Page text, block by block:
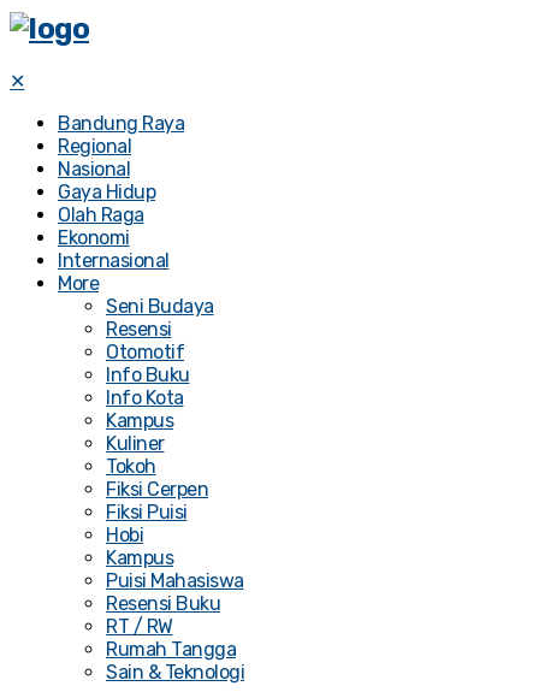
✕
Bandung Raya
Regional
Nasional
Gaya Hidup
Olah Raga
Ekonomi
Internasional
More
Seni Budaya
Resensi
Otomotif
Info Buku
Info Kota
Kampus
Kuliner
Tokoh
Fiksi Cerpen
Fiksi Puisi
Hobi
Kampus
Puisi Mahasiswa
Resensi Buku
RT / RW
Rumah Tangga
Sain & Teknologi